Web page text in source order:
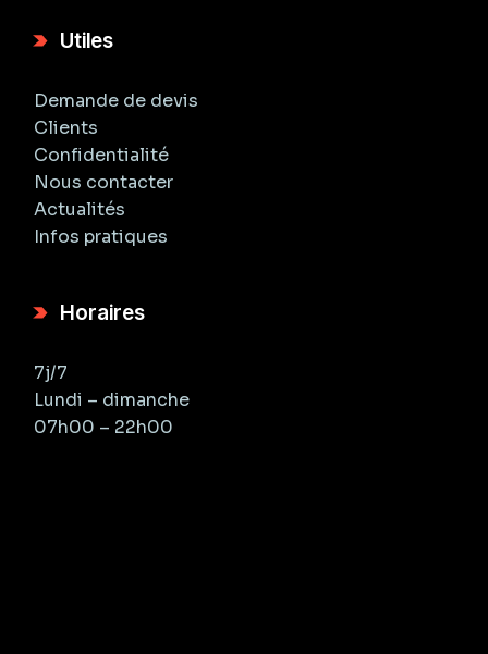
Utiles
Demande de devis
Clients
Confidentialité
Nous contacter
Actualités
Infos pratiques
Horaires
7j/7
Lundi – dimanche
07h00 – 22h00